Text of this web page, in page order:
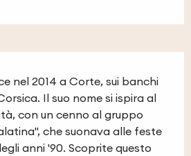
nel 2014 a Corte, sui banchi
Il suo nome si ispira al
con un cenno al gruppo
che suonava alle feste
anni '90. Scoprite questo